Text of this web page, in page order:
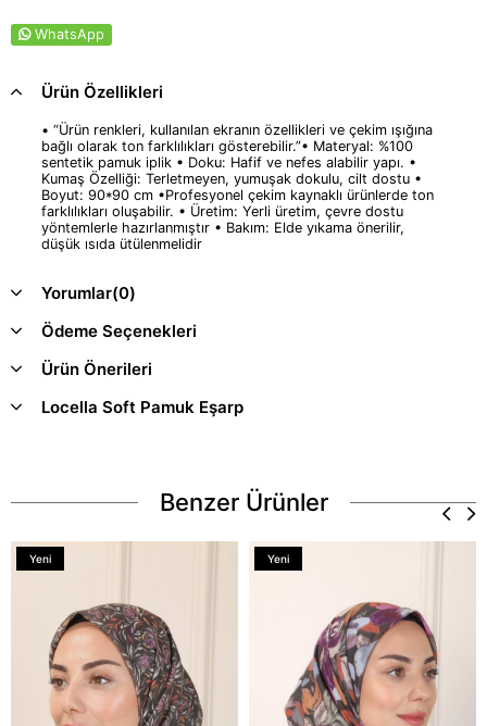
WhatsApp
Ürün Özellikleri
• “Ürün renkleri, kullanılan ekranın özellikleri ve çekim ışığına
bağlı olarak ton farklılıkları gösterebilir.”• Materyal: %100
sentetik pamuk iplik • Doku: Hafif ve nefes alabilir yapı. •
Kumaş Özelliği: Terletmeyen, yumuşak dokulu, cilt dostu •
Boyut: 90*90 cm •Profesyonel çekim kaynaklı ürünlerde ton
farklılıkları oluşabilir. • Üretim: Yerli üretim, çevre dostu
yöntemlerle hazırlanmıştır • Bakım: Elde yıkama önerilir,
düşük ısıda ütülenmelidir
Yorumlar(0)
Ödeme Seçenekleri
Ürün Önerileri
Locella Soft Pamuk Eşarp
Benzer Ürünler
Yeni
Yeni